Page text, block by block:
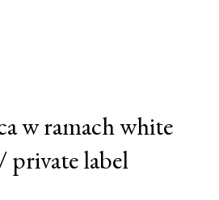
w ramach white
private label